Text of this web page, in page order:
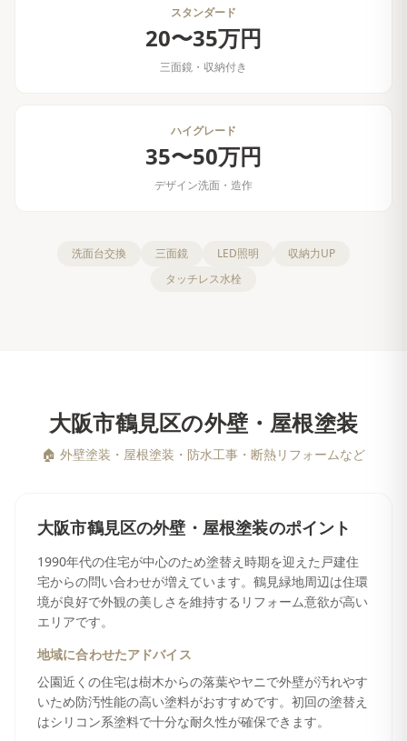
スタンダード
20〜35万円
三面鏡・収納付き
ハイグレード
35〜50万円
デザイン洗面・造作
洗面台交換 三面鏡 LED照明
収納力UP
タッチレス水栓
大阪市鶴見区の外壁・屋根塗装
🏠 外壁塗装・屋根塗装・防水工事・断熱リフォームなど
大阪市鶴見区の外壁・屋根塗装のポイント
1990年代の住宅が中心のため塗替え時期を迎えた戸建住
宅からの問い合わせが増えています。鶴見緑地周辺は住環
境が良好で外観の美しさを維持するリフォーム意欲が高い
エリアです。
地域に合わせたアドバイス
公園近くの住宅は樹木からの落葉やヤニで外壁が汚れやす
いため防汚性能の高い塗料がおすすめです。初回の塗替え
はシリコン系塗料で十分な耐久性が確保できます。